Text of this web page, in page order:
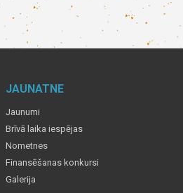
JAUNATNE
Jaunumi
Brīvā laika iespējas
Nometnes
Finansēšanas konkursi
Galerija